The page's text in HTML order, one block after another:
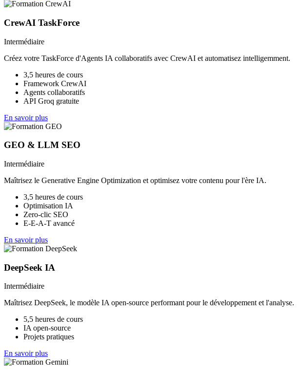
CrewAI TaskForce
Intermédiaire
Créez votre TaskForce d'Agents IA collaboratifs avec CrewAI et automatisez intelligemment.
3,5 heures de cours
Framework CrewAI
Agents collaboratifs
API Groq gratuite
En savoir plus
GEO & LLM SEO
Intermédiaire
Maîtrisez le Generative Engine Optimization et optimisez votre contenu pour l'ère IA.
3,5 heures de cours
Optimisation IA
Zero-clic SEO
E-E-A-T avancé
En savoir plus
DeepSeek IA
Intermédiaire
Maîtrisez DeepSeek, le modèle IA open-source performant pour le développement et l'analyse.
5,5 heures de cours
IA open-source
Projets pratiques
En savoir plus